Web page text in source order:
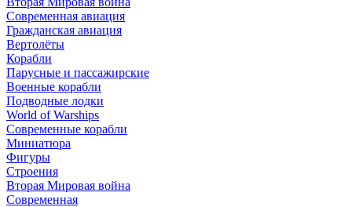
Современная авиация
Гражданская авиация
Вертолёты
Корабли
Парусные и пассажирские
Военные корабли
Подводные лодки
World of Warships
Современные корабли
Миниатюра
Фигуры
Строения
Вторая Мировая война
Современная